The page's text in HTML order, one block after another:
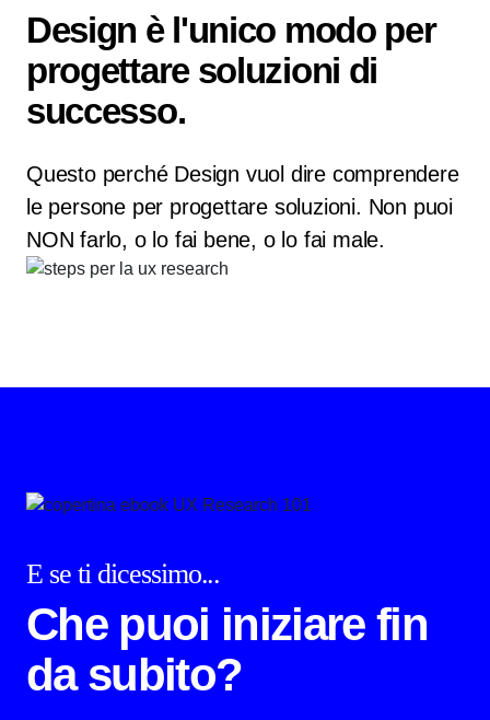
Design è l'unico modo per
progettare soluzioni di
successo.
Questo perché Design vuol dire comprendere
le persone per progettare soluzioni. Non puoi
NON farlo, o lo fai bene, o lo fai male.
E se ti dicessimo...
Che puoi iniziare fin
da subito?